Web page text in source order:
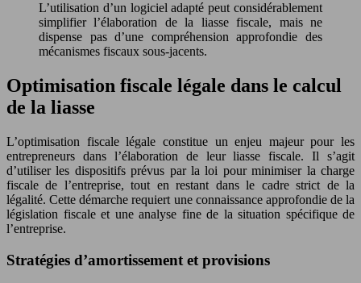
L’utilisation d’un logiciel adapté peut considérablement
simplifier l’élaboration de la liasse fiscale, mais ne
dispense pas d’une compréhension approfondie des
mécanismes fiscaux sous-jacents.
Optimisation fiscale légale dans le calcul
de la liasse
L’optimisation fiscale légale constitue un enjeu majeur pour les
entrepreneurs dans l’élaboration de leur liasse fiscale. Il s’agit
d’utiliser les dispositifs prévus par la loi pour minimiser la charge
fiscale de l’entreprise, tout en restant dans le cadre strict de la
légalité. Cette démarche requiert une connaissance approfondie de la
législation fiscale et une analyse fine de la situation spécifique de
l’entreprise.
Stratégies d’amortissement et provisions